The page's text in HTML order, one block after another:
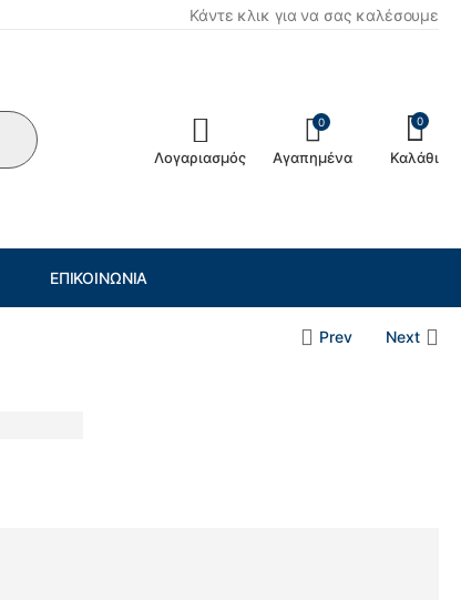
Κάντε κλικ για να σας καλέσουμε
Λογαριασμός
0
Αγαπημένα
0
Καλάθι
ΕΠΙΚΟΙΝΩΝΊΑ
Prev Next